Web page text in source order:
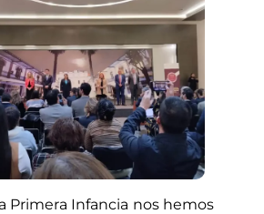
Primera Infancia nos hemos